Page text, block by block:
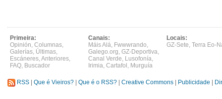
Primeira:
Opinión, Columnas,
Galerías, Últimas,
Escáneres,Anteriores,
FAQ, Buscador
Canais:
Máis Alá, Fwwwrando,
Galego.org, GZ-Deportiva,
Canal Verde, Lusofonía,
Irimia, Cartafol , Murguía
Locais:
GZ-Sete, Terra Eo-
RSS Que é Vieiros? Que é o RSS? Creative Commons Publicidade